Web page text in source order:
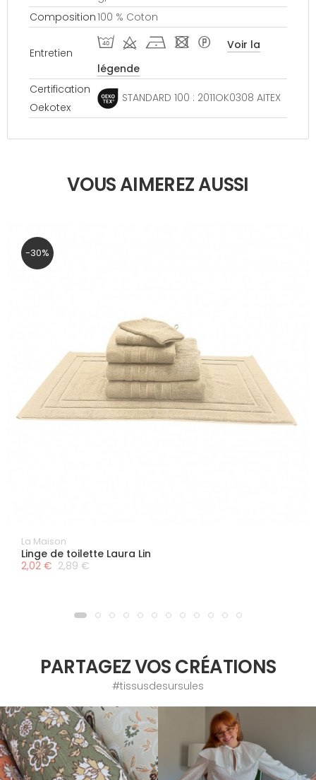
Composition100 % Coton
Entretien
I d h - *
Voir la
légende
Certification
Oekotex
STANDARD 100 : 2011OK0308 AITEX
VOUS AIMEREZ AUSSI
-30%
La Maison
Linge de toilette Laura Lin
2,02 € 2,89 €
PARTAGEZ VOS CRÉATIONS
#tissusdesursules